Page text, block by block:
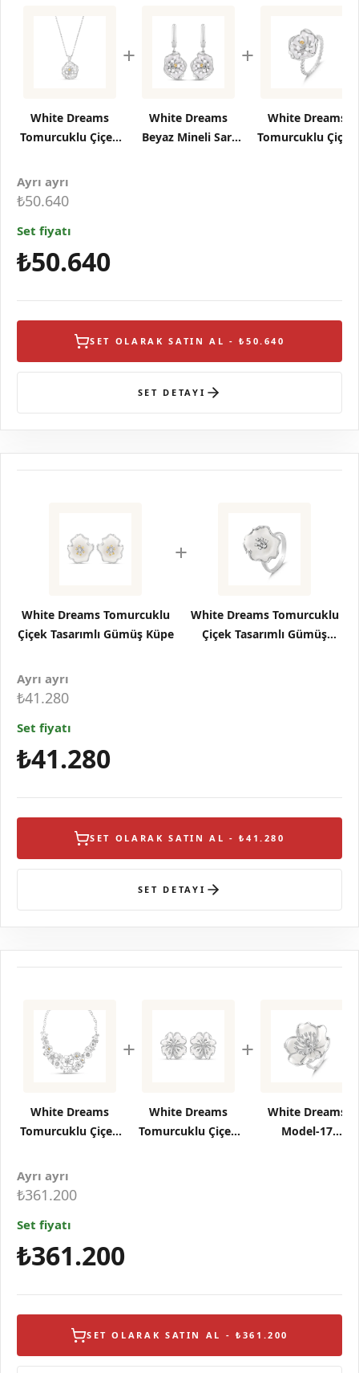
White Dreams
Tomurcuklu Çiçek
+
White Dreams
Beyaz Mineli Sarı
+
White Dreams
Tomurcuklu Çiçek
Ayrı ayrı
₺50.640
Set fiyatı
₺50.640
SET OLARAK SATIN AL - ₺50.640
SET DETAYI
White Dreams Tomurcuklu
Çiçek Tasarımlı Gümüş Küpe
+
White Dreams Tomurcuklu
Çiçek Tasarımlı Gümüş
Ayrı ayrı
₺41.280
Set fiyatı
₺41.280
SET OLARAK SATIN AL - ₺41.280
SET DETAYI
White Dreams
Tomurcuklu Çiçek
+
White Dreams
Tomurcuklu Çiçek
+
White Dreams
Model-17
Ayrı ayrı
₺361.200
Set fiyatı
₺361.200
SET OLARAK SATIN AL - ₺361.200